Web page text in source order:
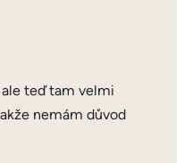
teď tam velmi
nemám důvod